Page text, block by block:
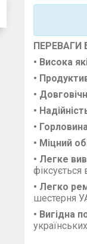
ПЕРЕВАГИ
• Висока
•
•
•
•
• Міцний
• Легке
• Легко
шестерня
• Вигідна